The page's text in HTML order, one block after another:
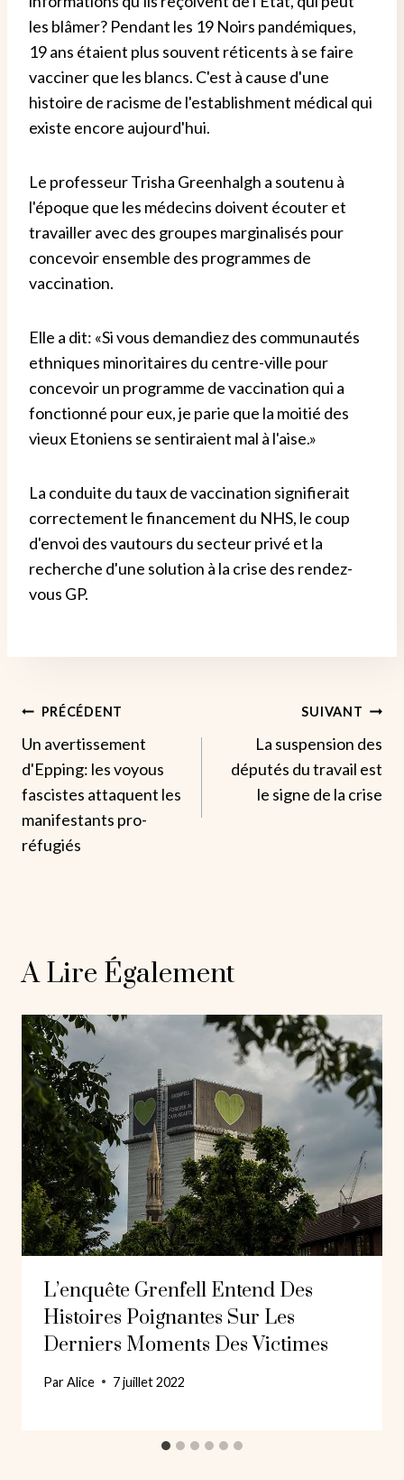
les blâmer? Pendant les 19 Noirs pandémiques,
19 ans étaient plus souvent réticents à se faire
vacciner que les blancs. C'est à cause d'une
histoire de racisme de l'establishment médical qui
existe encore aujourd'hui.
Le professeur Trisha Greenhalgh a soutenu à
l'époque que les médecins doivent écouter et
travailler avec des groupes marginalisés pour
concevoir ensemble des programmes de
vaccination.
Elle a dit: «Si vous demandiez des communautés
ethniques minoritaires du centre-ville pour
concevoir un programme de vaccination qui a
fonctionné pour eux, je parie que la moitié des
vieux Etoniens se sentiraient mal à l'aise.»
La conduite du taux de vaccination signifierait
correctement le financement du NHS, le coup
d'envoi des vautours du secteur privé et la
recherche d'une solution à la crise des rendez-
vous GP.
Navigation
De
L’article
PRÉCÉDENT
Un avertissement
d'Epping: les voyous
fascistes attaquent les
manifestants pro-
réfugiés
SUIVANT
La suspension des
députés du travail est
le signe de la crise
A Lire Également
L’enquête Grenfell Entend Des
Histoires Poignantes Sur Les
Derniers Moments Des Victimes
ParAlice 7 juillet 2022